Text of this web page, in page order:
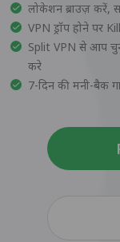
लोकेशन ब्राउज़ करें,
VPN ड्रॉप होने पर
Split VPN से आप
करे
7-दिन की मनी-बैक